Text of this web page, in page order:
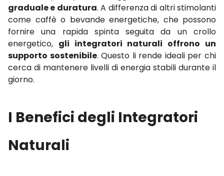
graduale e duratura. A differenza di altri stimolanti
come caffè o bevande energetiche, che possono
fornire una rapida spinta seguita da un crollo
energetico, gli integratori naturali offrono un
supporto sostenibile. Questo li rende ideali per chi
cerca di mantenere livelli di energia stabili durante il
giorno.
I Benefici degli Integratori
Naturali